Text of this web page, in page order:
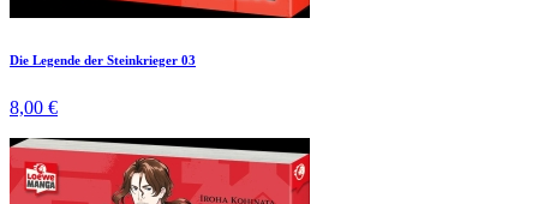
Die Legende der Steinkrieger 03
8,00 €